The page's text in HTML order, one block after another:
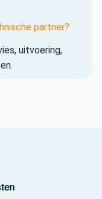
partner?
uitvoering,